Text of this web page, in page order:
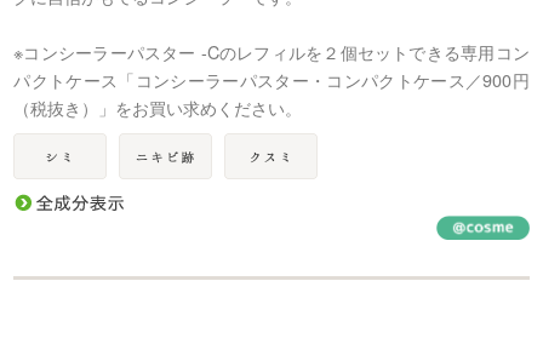
※コンシーラーパスター -Cのレフィルを２個セットできる専用コン
パクトケース「コンシーラーパスター・コンパクトケース／900円
（税抜き）」をお買い求めください。